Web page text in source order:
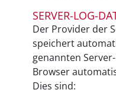
SERVER-LOG-
Der Provider der
speichert
genannten
Browser
Dies sind: